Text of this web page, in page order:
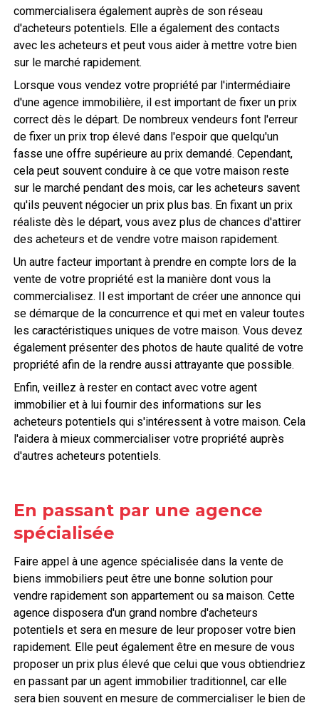
commercialisera également auprès de son réseau
d'acheteurs potentiels. Elle a également des contacts
avec les acheteurs et peut vous aider à mettre votre bien
sur le marché rapidement.
Lorsque vous vendez votre propriété par l'intermédiaire
d'une agence immobilière, il est important de fixer un prix
correct dès le départ. De nombreux vendeurs font l'erreur
de fixer un prix trop élevé dans l'espoir que quelqu'un
fasse une offre supérieure au prix demandé. Cependant,
cela peut souvent conduire à ce que votre maison reste
sur le marché pendant des mois, car les acheteurs savent
qu'ils peuvent négocier un prix plus bas. En fixant un prix
réaliste dès le départ, vous avez plus de chances d'attirer
des acheteurs et de vendre votre maison rapidement.
Un autre facteur important à prendre en compte lors de la
vente de votre propriété est la manière dont vous la
commercialisez. Il est important de créer une annonce qui
se démarque de la concurrence et qui met en valeur toutes
les caractéristiques uniques de votre maison. Vous devez
également présenter des photos de haute qualité de votre
propriété afin de la rendre aussi attrayante que possible.
Enfin, veillez à rester en contact avec votre agent
immobilier et à lui fournir des informations sur les
acheteurs potentiels qui s'intéressent à votre maison. Cela
l'aidera à mieux commercialiser votre propriété auprès
d'autres acheteurs potentiels.
En passant par une agence
spécialisée
Faire appel à une agence spécialisée dans la vente de
biens immobiliers peut être une bonne solution pour
vendre rapidement son appartement ou sa maison. Cette
agence disposera d'un grand nombre d'acheteurs
potentiels et sera en mesure de leur proposer votre bien
rapidement. Elle peut également être en mesure de vous
proposer un prix plus élevé que celui que vous obtiendriez
en passant par un agent immobilier traditionnel, car elle
sera bien souvent en mesure de commercialiser le bien de